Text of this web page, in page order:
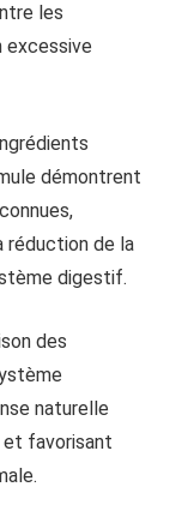
les
excessive
démontrent
réduction de la
digestif.
des
naturelle
favorisant